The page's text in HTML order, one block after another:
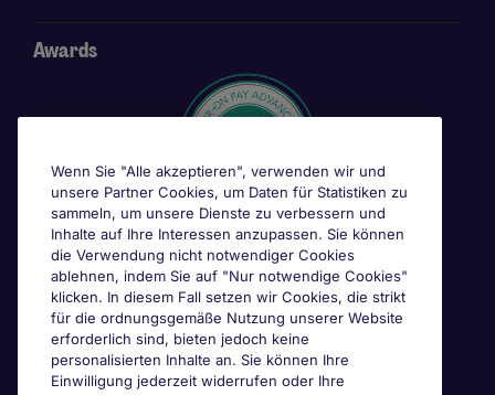
Awards
Wenn Sie "Alle akzeptieren", verwenden wir und
unsere Partner Cookies, um Daten für Statistiken zu
sammeln, um unsere Dienste zu verbessern und
Inhalte auf Ihre Interessen anzupassen. Sie können
die Verwendung nicht notwendiger Cookies
ablehnen, indem Sie auf "Nur notwendige Cookies"
klicken. In diesem Fall setzen wir Cookies, die strikt
für die ordnungsgemäße Nutzung unserer Website
erforderlich sind, bieten jedoch keine
personalisierten Inhalte an. Sie können Ihre
Einwilligung jederzeit widerrufen oder Ihre